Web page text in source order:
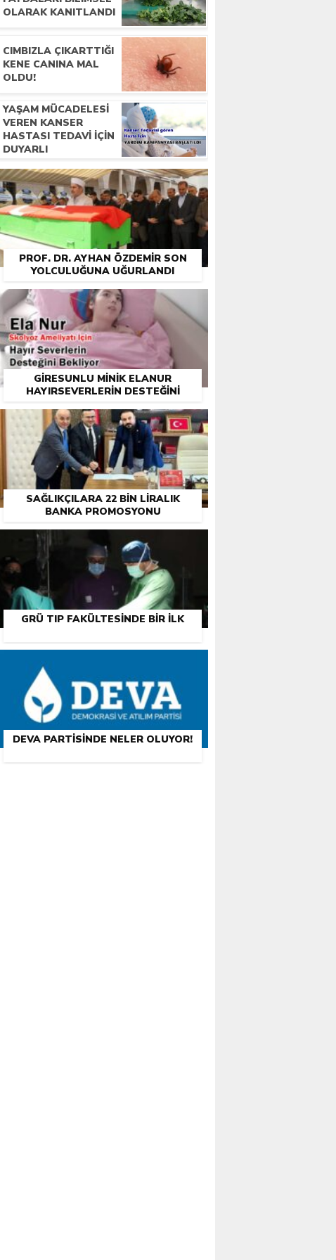
OLARAK KANITLANDI
CIMBIZLA ÇIKARTTIĞI
KENE CANINA MAL
OLDU!
YAŞAM MÜCADELESI
VEREN KANSER
HASTASI TEDAVI IÇIN
DUYARLI
YARDIM BEKLIYOR
PROF. DR. AYHAN ÖZDEMIR SON
YOLCULUĞUNA UĞURLANDI
GIRESUNLU MINIK ELANUR
HAYIRSEVERLERIN DESTEĞINI
SAĞLIKÇILARA 22 BIN LIRALIK
BANKA PROMOSYONU
GRÜ TIP FAKÜLTESINDE BIR ILK
DEVA PARTISINDE NELER OLUYOR!